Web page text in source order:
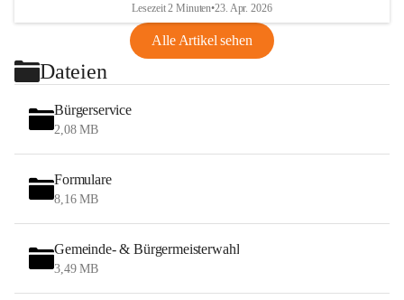
Lesezeit 2 Minuten•23. Apr. 2026
Alle Artikel sehen
Dateien
Bürgerservice
2,08 MB
Formulare
8,16 MB
Gemeinde- & Bürgermeisterwahl
3,49 MB